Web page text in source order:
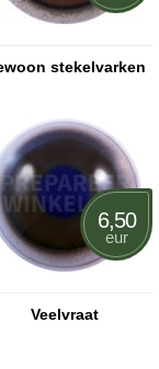
stekelvarken
Veelvraat
6,50
eur